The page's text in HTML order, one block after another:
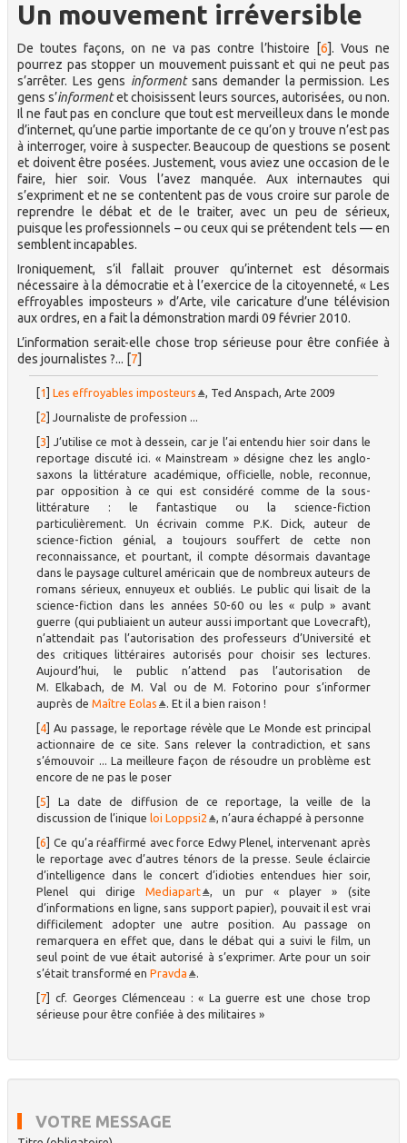
Un mouvement irréversible
De toutes façons, on ne va pas contre l’histoire [6]. Vous ne
pourrez pas stopper un mouvement puissant et qui ne peut pas
s’arrêter. Les gens informentsans demander la permission. Les
gens s’informentet choisissent leurs sources, autorisées, ou non.
Il ne faut pas en conclure que tout est merveilleux dans le monde
d’internet, qu’une partie importante de ce qu’on y trouve n’est pas
à interroger, voire à suspecter. Beaucoup de questions se posent
et doivent être posées. Justement, vous aviez une occasion de le
faire, hier soir. Vous l’avez manquée. Aux internautes qui
s’expriment et ne se contentent pas de vous croire sur parole de
reprendre le débat et de le traiter, avec un peu de sérieux,
puisque les professionnels – ou ceux qui se prétendent tels — en
semblent incapables.
Ironiquement, s’il fallait prouver qu’internet est désormais
nécessaire à la démocratie et à l’exercice de la citoyenneté, « Les
effroyables imposteurs » d’Arte, vile caricature d’une télévision
aux ordres, en a fait la démonstration mardi 09 février 2010.
L’information serait-elle chose trop sérieuse pour être confiée à
des journalistes ?... [7]
1 ]Les effroyables imposteurs
, Ted Anspach, Arte 2009
2 ]Journaliste de profession ...
3
J’utilise ce mot à dessein, car je l’ai entendu hier soir dans le
reportage discuté ici. « Mainstream » désigne chez les anglo-
saxons la littérature académique, officielle, noble, reconnue,
par opposition à ce qui est considéré comme de la sous-
littérature : le fantastique ou la science-fiction
particulièrement. Un écrivain comme P.K. Dick, auteur de
science-fiction génial, a toujours souffert de cette non
reconnaissance, et pourtant, il compte désormais davantage
dans le paysage culturel américain que de nombreux auteurs de
romans sérieux, ennuyeux et oubliés. Le public qui lisait de la
science-fiction dans les années 50-60 ou les « pulp » avant
guerre (qui publiaient un auteur aussi important que Lovecraft),
n’attendait pas l’autorisation des professeurs d’Université et
des critiques littéraires autorisés pour choisir ses lectures.
Aujourd’hui, le public n’attend pas l’autorisation de
M. Elkabach, de M. Val ou de M. Fotorino pour s’informer
auprès deMaître Eolas
. Et il a bien raison !
4 ]Au passage, le reportage révèle que Le Monde est principal
actionnaire de ce site. Sans relever la contradiction, et sans
s’émouvoir ... La meilleure façon de résoudre un problème est
encore de ne pas le poser
[5
La date de diffusion de ce reportage, la veille de la
discussion de l’inique loi Loppsi2
, n’aura échappé à personne
[6
Ce qu’a réaffirmé avec force Edwy Plenel, intervenant après
le reportage avec d’autres ténors de la presse. Seule éclaircie
d’intelligence dans le concert d’idioties entendues hier soir,
Plenel qui dirige Mediapart
, un pur « player » (site
d’informations en ligne, sans support papier), pouvait il est vrai
difficilement adopter une autre position. Au passage on
remarquera en effet que, dans le débat qui a suivi le film, un
seul point de vue était autorisé à s’exprimer. Arte pour un soir
s’était transformé enPravda
.
7
cf. Georges Clémenceau : « La guerre est une chose trop
sérieuse pour être confiée à des militaires »
VOTRE MESSAGE